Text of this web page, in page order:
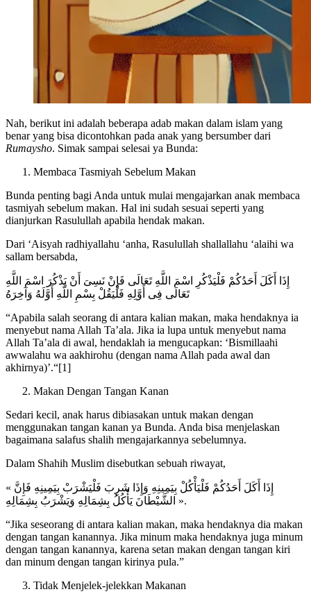
Nah, berikut ini adalah beberapa adab makan dalam islam yang
benar yang bisa dicontohkan pada anak yang bersumber dari
Rumaysho. Simak sampai selesai ya Bunda:
Membaca Tasmiyah Sebelum Makan
Bunda penting bagi Anda untuk mulai mengajarkan anak membaca
tasmiyah sebelum makan. Hal ini sudah sesuai seperti yang
dianjurkan Rasulullah apabila hendak makan.
Dari ‘Aisyah radhiyallahu ‘anha, Rasulullah shallallahu ‘alaihi wa
sallam bersabda,
إِذَا أَكَلَ أَحَدُكُمْ فَلْيَذْكُرِ اسْمَ اللَّهِ تَعَالَى فَإِنْ نَسِىَ أَنْ يَذْكُرَ اسْمَ اللَّهِ
تَعَالَى فِى أَوَّلِهِ فَلْيَقُلْ بِسْمِ اللَّهِ أَوَّلَهُ وَآخِرَهُ
“Apabila salah seorang di antara kalian makan, maka hendaknya ia
menyebut nama Allah Ta’ala. Jika ia lupa untuk menyebut nama
Allah Ta’ala di awal, hendaklah ia mengucapkan: ‘Bismillaahi
awwalahu wa aakhirohu (dengan nama Allah pada awal dan
akhirnya)’.“[1]
Makan Dengan Tangan Kanan
Sedari kecil, anak harus dibiasakan untuk makan dengan
menggunakan tangan kanan ya Bunda. Anda bisa menjelaskan
bagaimana salafus shalih mengajarkannya sebelumnya.
Dalam Shahih Muslim disebutkan sebuah riwayat,
« إِذَا أَكَلَ أَحَدُكُمْ فَلْيَأْكُلْ بِيَمِينِهِ وَإِذَا شَرِبَ فَلْيَشْرَبْ بِيَمِينِهِ فَإِنَّ
الشَّيْطَانَ يَأْكُلُ بِشِمَالِهِ وَيَشْرَبُ بِشِمَالِهِ ».
“Jika seseorang di antara kalian makan, maka hendaknya dia makan
dengan tangan kanannya. Jika minum maka hendaknya juga minum
dengan tangan kanannya, karena setan makan dengan tangan kiri
dan minum dengan tangan kirinya pula.”
Tidak Menjelek-jelekkan Makanan